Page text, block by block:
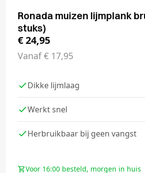
Ronada muizen lijmplank
stuks)
€24,95
Vanaf€ 17,95
Dikke lijmlaag
Werkt snel
Herbruikbaar bij geen vangst
Voor 16:00 besteld, morgen in huis